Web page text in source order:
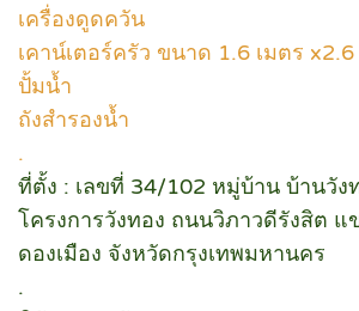
เครื่องดูดควัน
เคาน์เตอร์ครัว ขนาด 1.6 เมตร x2.6
ปั้มน้ำ
ถังสำรองน้ำ
.
ที่ตั้ง : เลขที่ 34/102 หมู่บ้าน บ้านวัง
โครงการวังทอง ถนนวิภาวดีรังสิต แ
ดองเมือง จังหวัดกรุงเทพมหานคร
.